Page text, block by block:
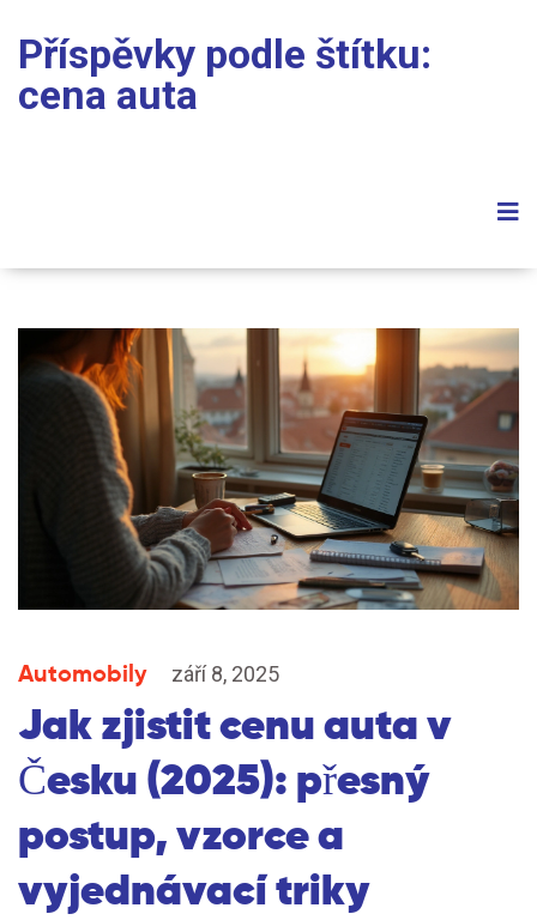
Příspěvky podle štítku:
cena auta
Automobily září 8, 2025
Jak zjistit cenu auta v
Česku (2025): přesný
postup, vzorce a
vyjednávací triky